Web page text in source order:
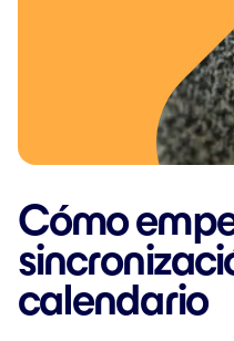
Cómo
calendario